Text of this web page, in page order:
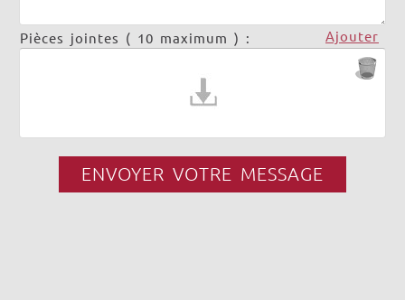
Pièces jointes ( 10 maximum ) : Ajouter
ENVOYER VOTRE MESSAGE